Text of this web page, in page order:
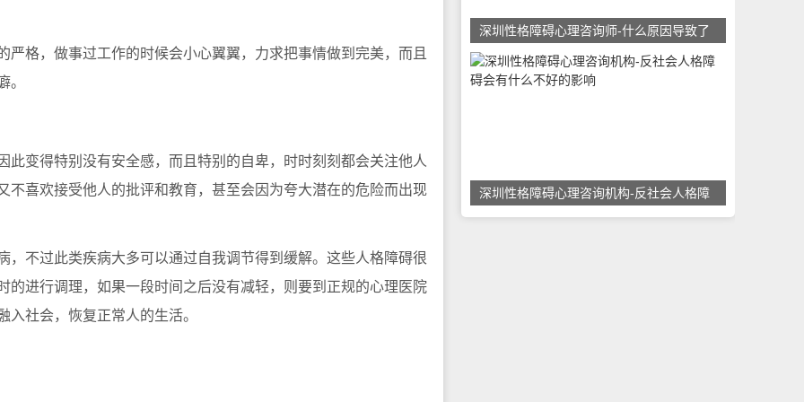
，做事过工作的时候会小心翼翼，力求把事情做到完美，而且
。
得特别没有安全感，而且特别的自卑，时时刻刻都会关注他人
不喜欢接受他人的批评和教育，甚至会因为夸大潜在的危险而出现
过此类疾病大多可以通过自我调节得到缓解。这些人格障碍很
的进行调理，如果一段时间之后没有减轻，则要到正规的心理医院
社会，恢复正常人的生活。
深圳性格障碍心理咨询师-什么原因导致了
深圳性格障碍心理咨询机构-反社会人格障